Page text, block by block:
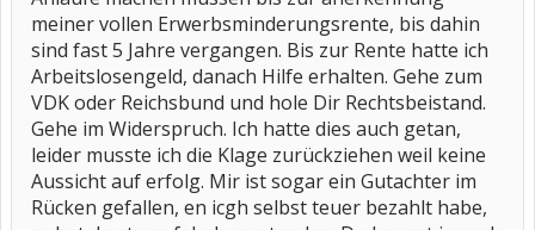
meiner vollen Erwerbsminderungsrente, bis dahin
sind fast 5 Jahre vergangen. Bis zur Rente hatte ich
Arbeitslosengeld, danach Hilfe erhalten. Gehe zum
VDK oder Reichsbund und hole Dir Rechtsbeistand.
Gehe im Widerspruch. Ich hatte dies auch getan,
leider musste ich die Klage zurückziehen weil keine
Aussicht auf erfolg. Mir ist sogar ein Gutachter im
Rücken gefallen, en icgh selbst teuer bezahlt habe,